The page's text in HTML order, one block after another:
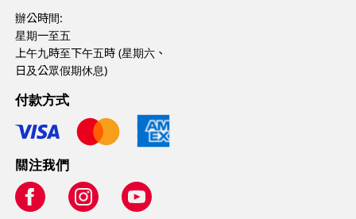
辦公時間:
星期一至五
上午九時至下午五時 (星期六、
日及公眾假期休息)
付款方式
關注我們